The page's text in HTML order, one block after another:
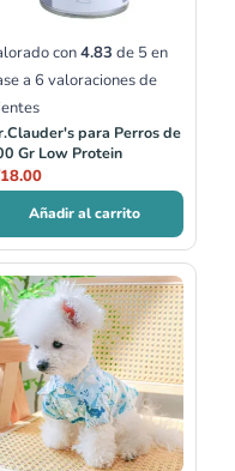
con4.83 de 5 en
a 6 valoraciones de
para Perros de
Gr Low Protein
18.00
Añadir al carrito
Rango
de
precios:
desde
S/23.00
hasta
S/29.00